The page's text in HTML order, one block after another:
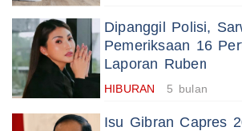
Dipanggil Polisi,
Pemeriksaan 16
Laporan Ruben
HIBURAN 5 bulan
Isu Gibran Capres